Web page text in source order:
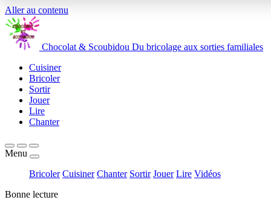
Aller au contenu
Chocolat & Scoubidou Du bricolage aux sorties familiales
Cuisiner
Bricoler
Sortir
Jouer
Lire
Chanter
Menu
Bricoler Cuisiner Chanter Sortir Jouer Lire Vidéos
Bonne lecture